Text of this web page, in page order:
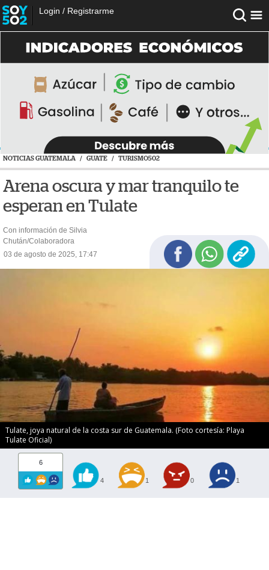
Login / Registrarme
NOTICIAS GUATEMALA / GUATE / TURISMO502
Arena oscura y mar tranquilo te
esperan en Tulate
Con información de Silvia
Chután/Colaboradora
03 de agosto de 2025, 17:47
Tulate, joya natural de la costa sur de Guatemala. (Foto cortesía: Playa
Tulate Oficial)
6
4 1 0 1